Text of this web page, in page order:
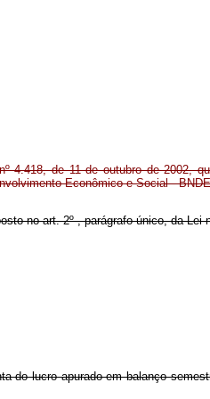
4.418, de 11 de outubro de 2002,
Econômico e Social -
no art. 2º , parágrafo único, da Lei
do lucro apurado em balanço